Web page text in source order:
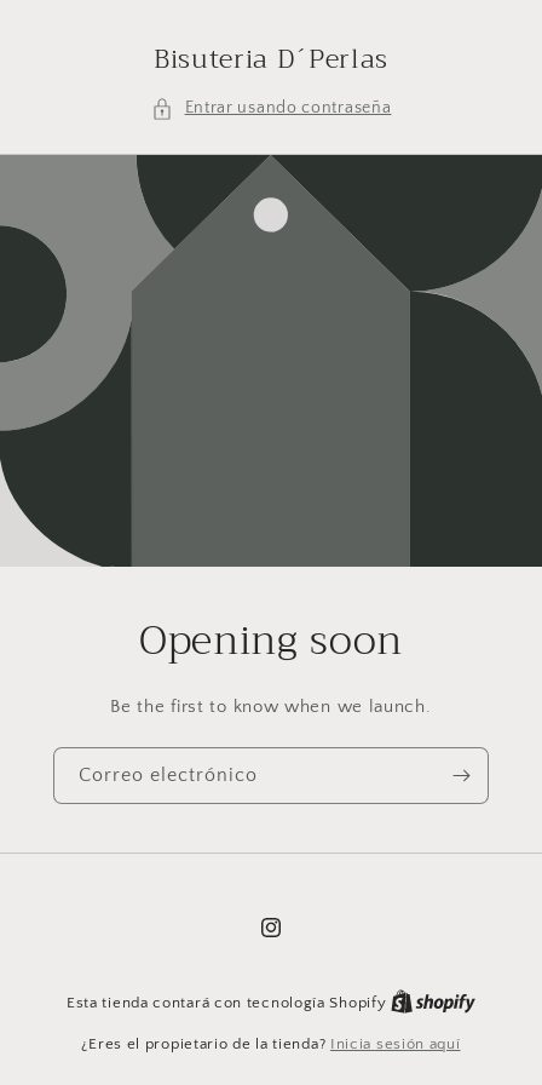
Bisuteria D´Perlas
Entrar usando contraseña
Opening soon
Be the first to know when we launch.
Correo electrónico
Instagram
Esta tienda contará con tecnología Shopify
¿Eres el propietario de la tienda? Inicia sesión aquí